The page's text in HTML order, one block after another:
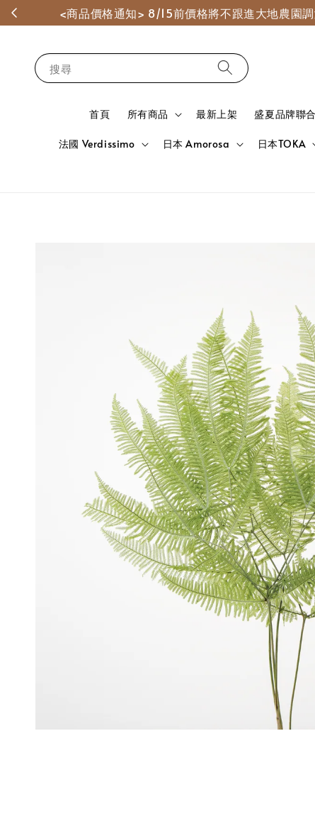
<商品價格通知> 8/15前價格將不跟進大地農園
搜尋
首頁 所有商品 最新上架 盛夏品牌聯
法國 Verdissimo 日本 Amorosa 日本TOKA